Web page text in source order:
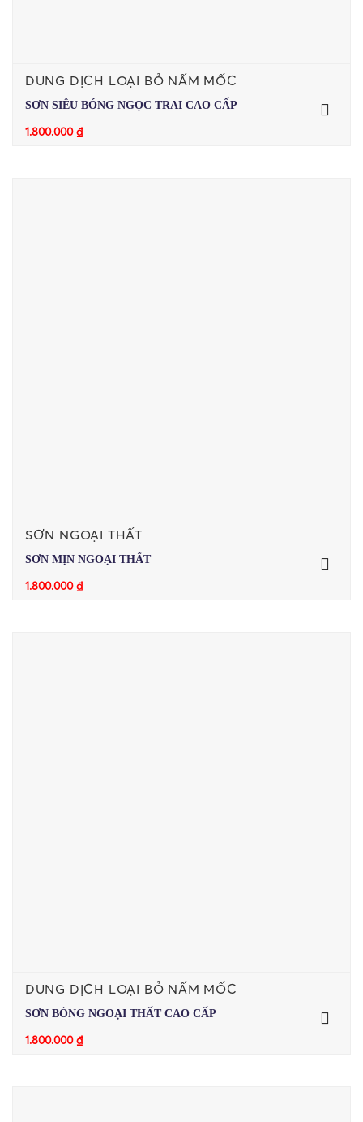
DUNG DỊCH LOẠI BỎ NẤM MỐC
SƠN SIÊU BÓNG NGỌC TRAI CAO CẤP
1.800.000₫
SƠN NGOẠI THẤT
SƠN MỊN NGOẠI THẤT
1.800.000₫
DUNG DỊCH LOẠI BỎ NẤM MỐC
SƠN BÓNG NGOẠI THẤT CAO CẤP
1.800.000₫